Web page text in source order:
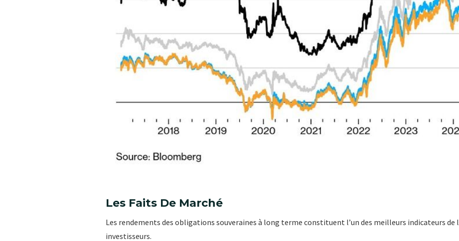
Les Faits De Marché
Les rendements des obligations souveraines à long terme constituent l’un des meilleurs indicateurs de
investisseurs.